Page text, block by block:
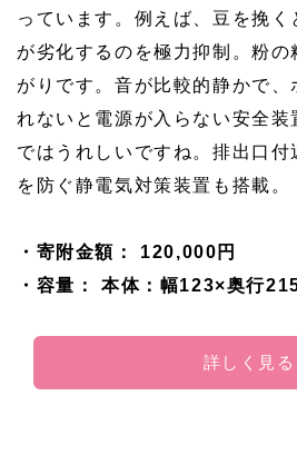
っています。例えば、豆を挽く
が劣化するのを極力抑制。粉の
がりです。音が比較的静かで、
れないと電源が入らない安全装
ではうれしいですね。排出口
を防ぐ静電気対策装置も搭載。
・寄附金額： 120,000円
・容量： 本体：幅123×奥行
詳しく見る